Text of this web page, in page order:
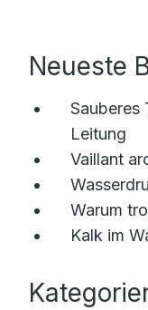
Neueste
Sauberes
Leitung
Vaillant
Warum
Kalk im